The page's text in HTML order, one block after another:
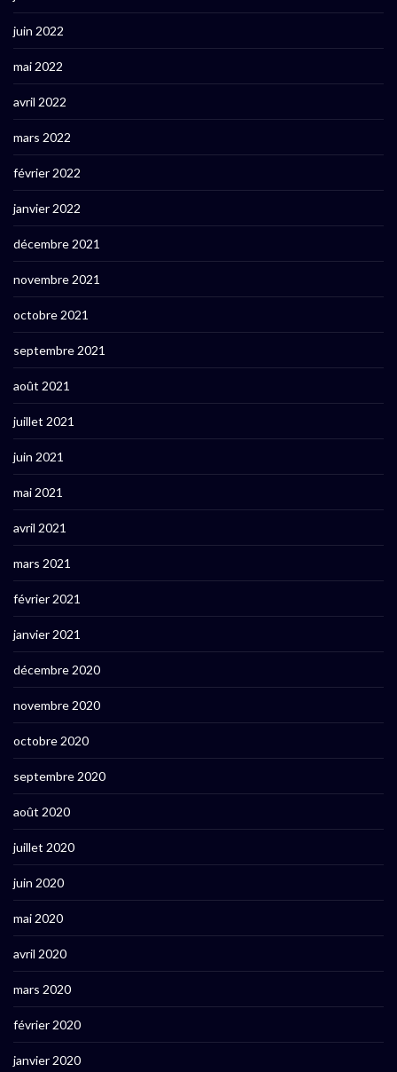
juin 2022
mai 2022
avril 2022
mars 2022
février 2022
janvier 2022
décembre 2021
novembre 2021
octobre 2021
septembre 2021
août 2021
juillet 2021
juin 2021
mai 2021
avril 2021
mars 2021
février 2021
janvier 2021
décembre 2020
novembre 2020
octobre 2020
septembre 2020
août 2020
juillet 2020
juin 2020
mai 2020
avril 2020
mars 2020
février 2020
janvier 2020